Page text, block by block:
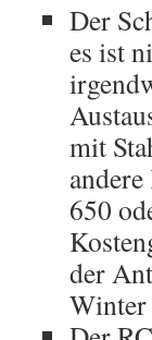
Der
es ist
mit
650
der
Winter